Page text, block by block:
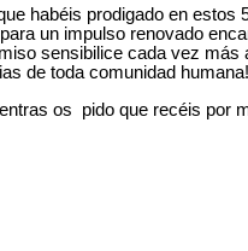
habéis prodigado en estos
un impulso renovado
sensibilice cada vez
de toda comunidad humana!
os pido que recéis por